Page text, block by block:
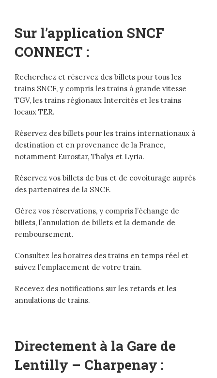
Sur l’application SNCF
CONNECT :
Recherchez et réservez des billets pour tous les
trains SNCF, y compris les trains à grande vitesse
TGV, les trains régionaux Intercités et les trains
locaux TER.
Réservez des billets pour les trains internationaux à
destination et en provenance de la France,
notamment Eurostar, Thalys et Lyria.
Réservez vos billets de bus et de covoiturage auprès
des partenaires de la SNCF.
Gérez vos réservations, y compris l’échange de
billets, l’annulation de billets et la demande de
remboursement.
Consultez les horaires des trains en temps réel et
suivez l’emplacement de votre train.
Recevez des notifications sur les retards et les
annulations de trains.
Directement à la Gare de
Lentilly – Charpenay :